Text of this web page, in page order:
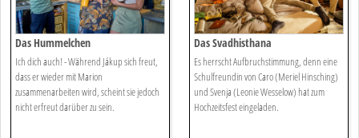
Das Hummelchen
Ich dich auch! - Während Jákup sich freut,
dass er wieder mit Marion
zusammenarbeiten wird, scheint sie jedoch
nicht erfreut darüber zu sein.
Das Svadhisthana
Es herrscht Aufbruchstimmung, denn eine
Schulfreundin von Caro (Meriel Hinsching)
und Svenja (Leonie Wesselow) hat zum
Hochzeitsfest eingeladen.